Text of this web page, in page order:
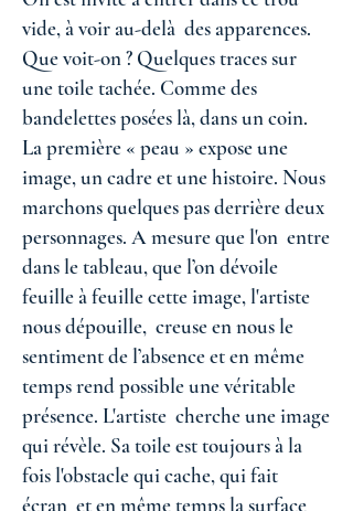
vide, à voir au-delà des apparences.
Que voit-on ? Quelques traces sur
une toile tachée. Comme des
bandelettes posées là, dans un coin.
La première « peau » expose une
image, un cadre et une histoire. Nous
marchons quelques pas derrière deux
personnages. A mesure que l'on entre
dans le tableau, que l’on dévoile
feuille à feuille cette image, l'artiste
nous dépouille, creuse en nous le
sentiment de l’absence et en même
temps rend possible une véritable
présence. L'artiste cherche une image
qui révèle. Sa toile est toujours à la
fois l'obstacle qui cache, qui fait
écran et en même temps la surface